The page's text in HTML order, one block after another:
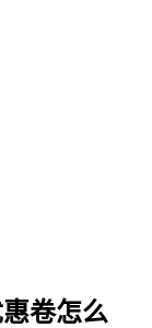
卷怎么